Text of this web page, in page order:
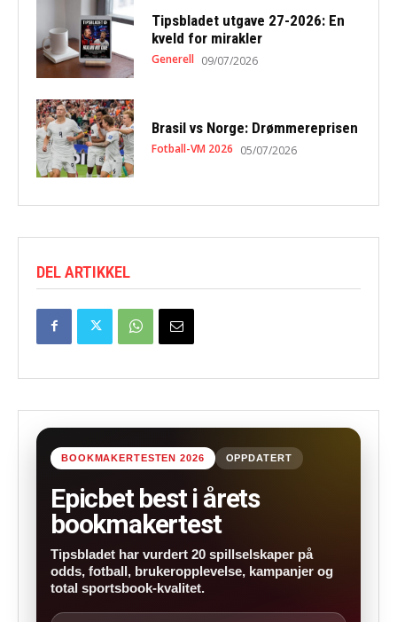
Tipsbladet utgave 27-2026: En
kveld for mirakler
Generell 09/07/2026
Brasil vs Norge: Drømmereprisen
Fotball-VM 2026 05/07/2026
DEL ARTIKKEL
BOOKMAKERTESTEN 2026 OPPDATERT
Epicbet best i årets
bookmakertest
Tipsbladet har vurdert 20 spillselskaper på
odds, fotball, brukeropplevelse, kampanjer og
total sportsbook-kvalitet.